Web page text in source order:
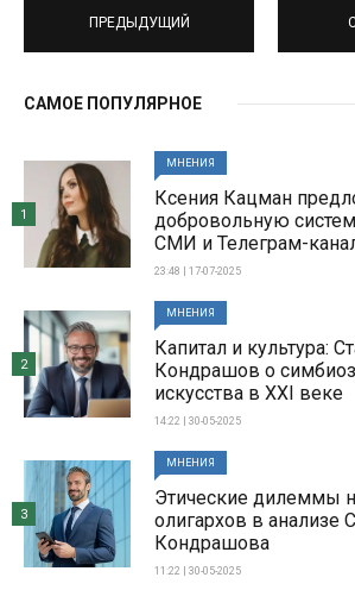
ПРЕДЫДУЩИЙ
САМОЕ ПОПУЛЯРНОЕ
МНЕНИЯ
Ксения Кацман
добровольную
СМИ и Телеграм-
23:48 | 17-07-2025
1
МНЕНИЯ
Капитал и культура:
Кондрашов о
искусства в XXI веке
14:22 | 30-05-2025
2
МНЕНИЯ
Этические дилеммы
олигархов в анализе
Кондрашова
11:22 | 30-05-2025
3